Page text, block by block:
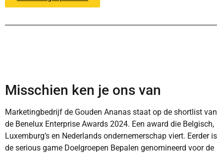
Misschien ken je ons van
Marketingbedrijf de Gouden Ananas staat op de shortlist van
de Benelux Enterprise Awards 2024. Een award die Belgisch,
Luxemburg’s en Nederlands ondernemerschap viert. Eerder is
de serious game Doelgroepen Bepalen genomineerd voor de